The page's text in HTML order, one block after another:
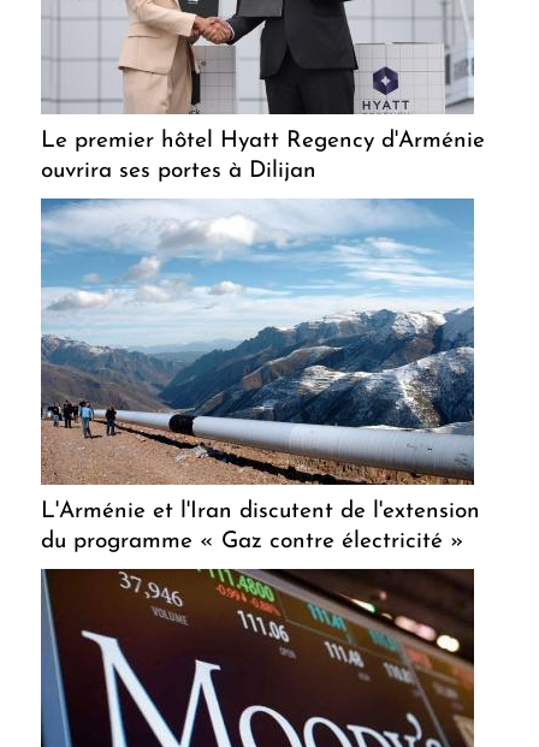
Le premier hôtel Hyatt Regency d'Arménie
ouvrira ses portes à Dilijan
L'Arménie et l'Iran discutent de l'extension
du programme « Gaz contre électricité »